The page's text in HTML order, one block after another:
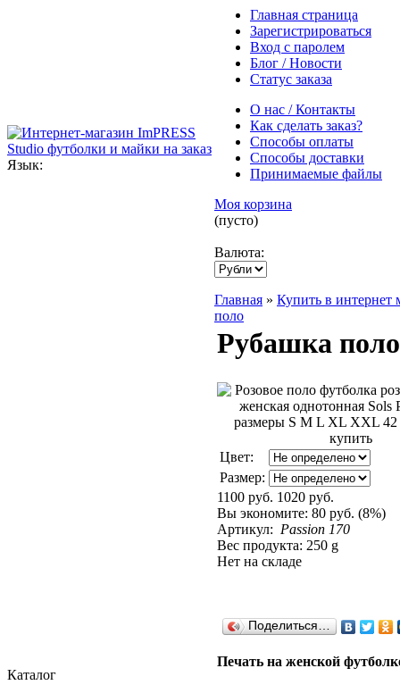
Язык:
Главная страница
Зарегистрироваться
Вход с паролем
Блог / Новости
Статус заказа
О нас / Контакты
Как сделать заказ?
Способы оплаты
Способы доставки
Принимаемые файлы
Моя корзина
(пусто)
Валюта:
Каталог
Главная » Купить в интернет
поло
Рубашка
Цвет:
Размер:
1100 руб. 1020 руб.
Вы экономите: 80 руб. (8%)
Артикул: Passion 170
Вес продукта: 250 g
Нет на складе
Поделиться…
Печать на женской